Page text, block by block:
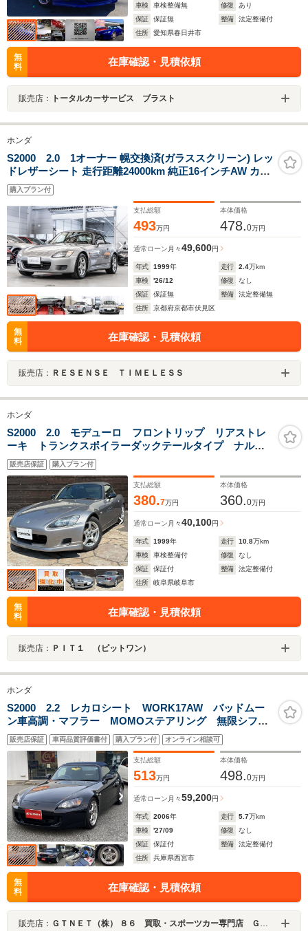
車検
車検整備無 修復
あり
保証
保証無 整備
法定整備付
住所
愛知県春日井市
無
料
在庫確認・見積依頼
販売店： トータルカーサービス ブラスト
ホンダ
S2000 2.0 1オーナー 幌交換済(ガラススクリーン) レッ
ドレザーシート 走行距離24000km 純正16インチAW カロ
ッツェリアオーディオ プッシュスタート
購入プラン付
支払総額
493万円
本体価格
478.0万円
通常ローン 月々49,600円
年式 1999年 走行 2.4万km
車検
'26/12 修復
なし
保証
保証無 整備
法定整備無
住所
京都府京都市伏見区
無
料
在庫確認・見積依頼
販売店： ＲＥＳＥＮＳＥ ＴＩＭＥＬＥＳＳ
ホンダ
S2000 2.0 モデューロ フロントリップ リアストレ
ーキ トランクスポイラーダックテールタイプ ナルデ
ィステアリング オートゲージ三連メーター 社外サス
ペンション 禁煙車
販売店保証 購入プラン付
支払総額
380.7万円
本体価格
360.0万円
通常ローン 月々40,100円
年式 1999年 走行 10.8万km
車検
車検整備付 修復
なし
保証
保証付 整備
法定整備付
住所
岐阜県岐阜市
無
料
在庫確認・見積依頼
販売店： ＰＩＴ１ （ピットワン）
ホンダ
S2000 2.2 レカロシート WORK17AW バッドムー
ン車高調・マフラー MOMOステアリング 無限シフト
ノブ キーレス
販売店保証 車両品質評価書付 購入プラン付 オンライン相談可
支払総額
513万円
本体価格
498.0万円
通常ローン 月々59,200円
年式 2006年 走行 5.7万km
車検
'27/09 修復
なし
保証
保証付 整備
法定整備付
住所
兵庫県西宮市
無
料
在庫確認・見積依頼
販売店： ＧＴＮＥＴ（株） ８６ 買取・スポーツカー専門店 ＧＴＮＥＴ西宮